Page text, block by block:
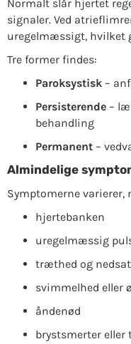
Normalt slår hjertet
signaler. Ved
uregelmæssigt, hvilket
Tre former findes:
Paroksystisk–
Persisterende–
behandling
Permanent–
Almindelige
Symptomerne varierer,
hjertebanken
uregelmæssig
træthed og
svimmelhed eller
åndenød
brystsmerter eller